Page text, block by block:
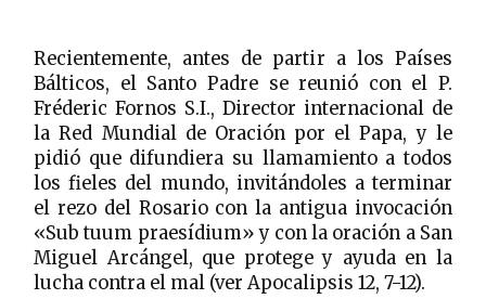
Recientemente, antes de partir a los Países
Bálticos, el Santo Padre se reunió con el P.
Fréderic Fornos S.I., Director internacional de
la Red Mundial de Oración por el Papa, y le
pidió que difundiera su llamamiento a todos
los fieles del mundo, invitándoles a terminar
el rezo del Rosario con la antigua invocación
«Sub tuum praesídium» y con la oración a San
Miguel Arcángel, que protege y ayuda en la
lucha contra el mal (ver Apocalipsis 12, 7-12).